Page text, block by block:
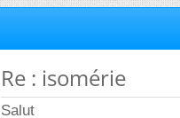
Re : isomérie
Salut